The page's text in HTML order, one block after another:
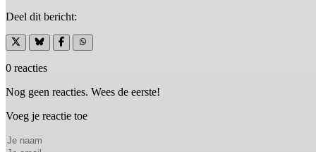
Deel dit bericht:
0 reacties
Nog geen reacties. Wees de eerste!
Voeg je reactie toe